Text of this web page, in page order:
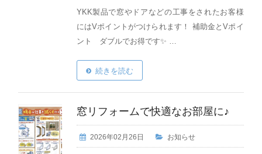
YKK製品で窓やドアなどの工事をされたお客様
にはVポイントがつけられます！ 補助金とVポイ
ント ダブルでお得です✨ …
続きを読む
窓リフォームで快適なお部屋に♪
2026年02月26日 お知らせ